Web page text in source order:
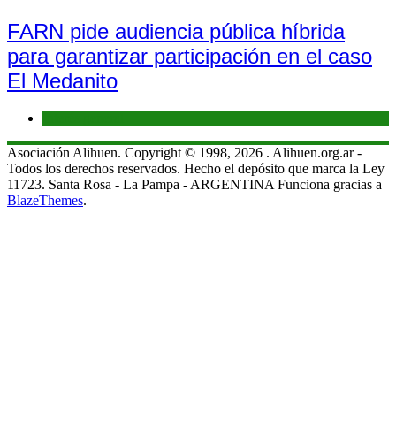
FARN pide audiencia pública híbrida
para garantizar participación en el caso
El Medanito
Asociación Alihuen. Copyright © 1998, 2026 . Alihuen.org.ar -
Todos los derechos reservados. Hecho el depósito que marca la Ley
11723. Santa Rosa - La Pampa - ARGENTINA Funciona gracias a
BlazeThemes.